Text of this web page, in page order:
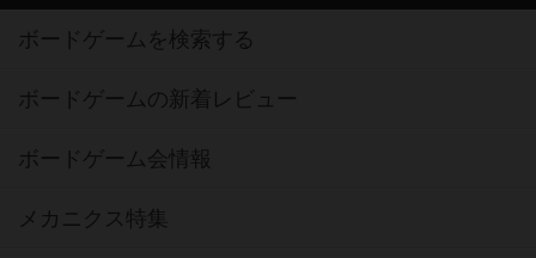
ボードゲームを検索する
ボードゲームの新着レビュー
ボードゲーム会情報
メカニクス特集